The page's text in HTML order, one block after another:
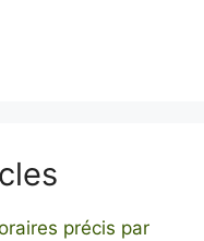
précis par